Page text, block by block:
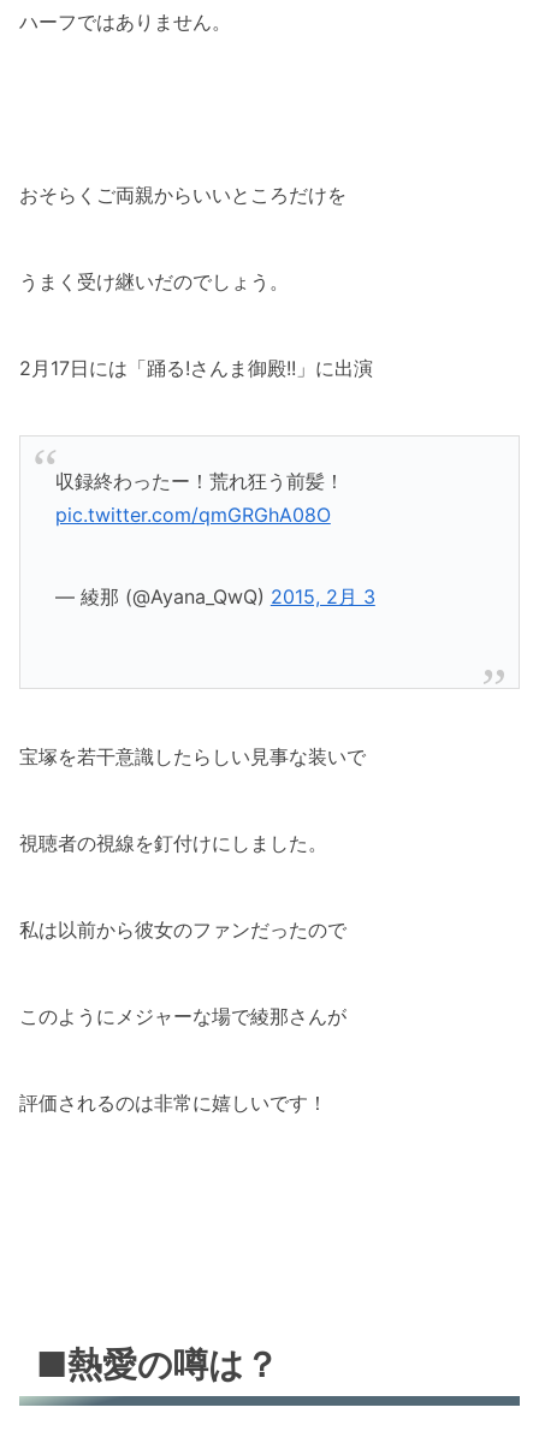
ハーフではありません。
おそらくご両親からいいところだけを
うまく受け継いだのでしょう。
2月17日には「踊る!さんま御殿!!」に出演
収録終わったー！荒れ狂う前髪！
pic.twitter.com/qmGRGhA08O
— 綾那 (@Ayana_QwQ) 2015, 2月 3
宝塚を若干意識したらしい見事な装いで
視聴者の視線を釘付けにしました。
私は以前から彼女のファンだったので
このようにメジャーな場で綾那さんが
評価されるのは非常に嬉しいです！
■熱愛の噂は？